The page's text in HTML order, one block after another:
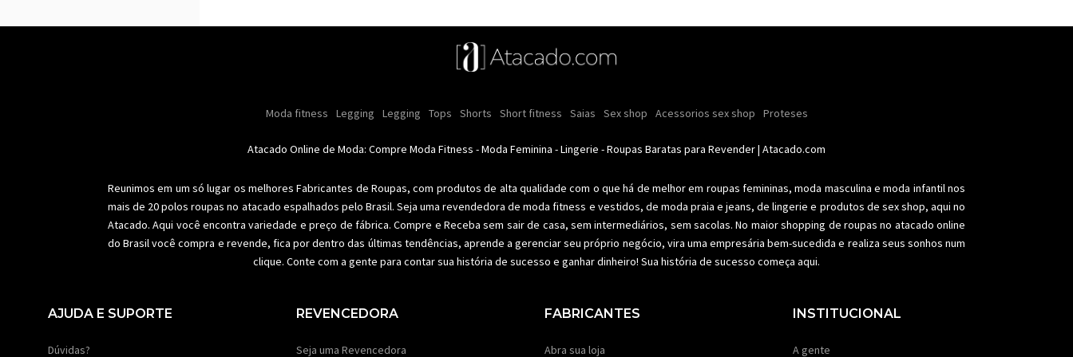
Especial natal Toda loja Feminino Moda feminina Moda feminina Moda íntima Moda fitness Moda praia Plus size Acessórios femininos
Moda masculino Moda masculina Moda intima masculina Acessórios masculinos Moda íntima Calcinhas Soutiens Conjuntos
Moda fitness Legging Legging Tops Shorts Short fitness Saias Sex shop Acessorios sex shop Proteses
Oleos e cremes Comestiveis Kits Lançamentos Ofertas Roupas para revender
Atacado Online de Moda: Compre Moda Fitness -Moda Feminina -Lingerie -Roupas Baratas para Revender| Atacado.com
Reunimos em um só lugar os melhoresFabricantes de Roupas, com produtos de alta qualidade com o que há de melhor em roupas femininas,moda masculina e moda infantil nos
mais de 20 polos roupas no atacado espalhados pelo Brasil. Seja uma revendedora demoda fitness e vestidos, de moda praia e jeans, de lingerie e produtos de sex shop, aqui no
Atacado. Aqui você encontra variedade e preço de fábrica. Compre e Receba sem sair de casa, sem intermediários, sem sacolas. No maior shopping de roupas no atacado online
do Brasil você compra e revende, fica por dentro das últimas tendências, aprende a gerenciar seu próprio negócio, vira uma empresária bem-sucedida e realiza seus sonhos num
clique. Conte com a gente para contar sua história de sucesso e ganhar dinheiro! Sua história de sucesso começa aqui.
AJUDA E SUPORTE
Dúvidas?
REVENCEDORA
Seja uma Revencedora
FABRICANTES
Abra sua loja
INSTITUCIONAL
A gente